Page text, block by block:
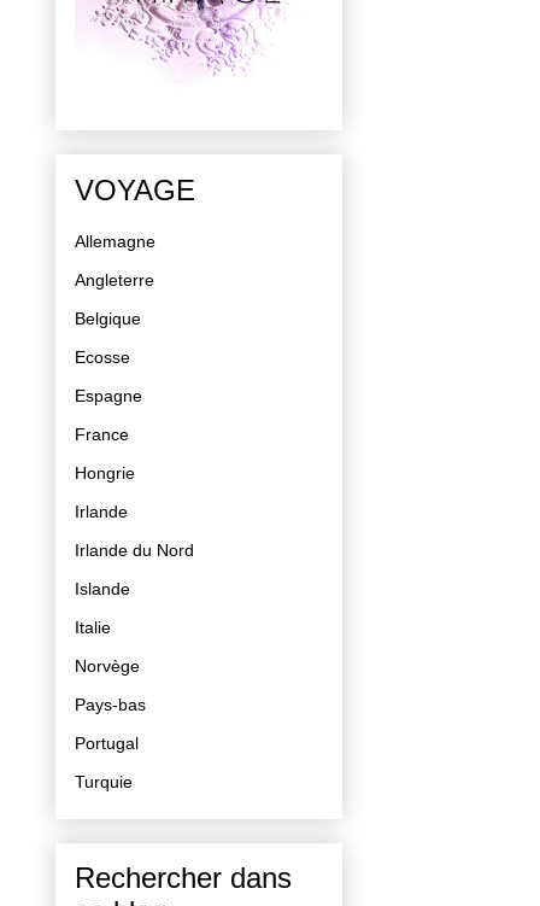
VOYAGE
Allemagne
Angleterre
Belgique
Ecosse
Espagne
France
Hongrie
Irlande
Irlande du Nord
Islande
Italie
Norvège
Pays-bas
Portugal
Turquie
Rechercher dans